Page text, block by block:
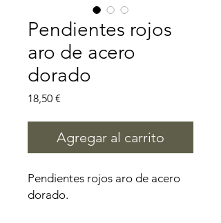
Pendientes rojos
aro de acero
dorado
18,50 €
Agregar al carrito
Pendientes rojos aro de acero
dorado.